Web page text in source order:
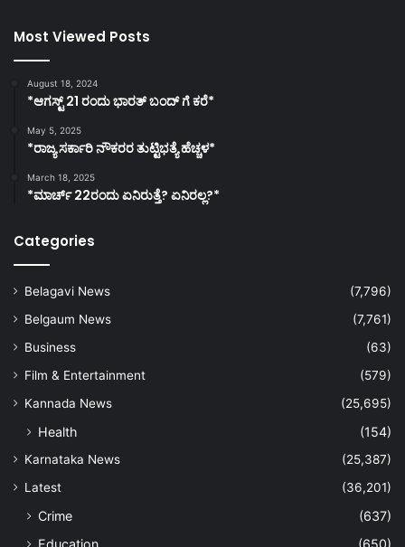
Most Viewed Posts
August 18, 2024
*ಆಗಸ್ಟ್ 21 ರಂದು ಭಾರತ್‌ ಬಂದ್‌ ಗೆ ಕರೆ*
May 5, 2025
*ರಾಜ್ಯ ಸರ್ಕಾರಿ ನೌಕರರ ತುಟ್ಟಿಭತ್ಯೆ ಹೆಚ್ಚಳ*
March 18, 2025
*ಮಾರ್ಚ್ 22ರಂದು ಏನಿರುತ್ತೆ? ಏನಿರಲ್ಲ?*
Categories
Belagavi News
(7,796)
Belgaum News
(7,761)
Business
(63)
Film & Entertainment
(579)
Kannada News
(25,695)
Health (154)
Karnataka News
(25,387)
Latest
(36,201)
Crime
(637)
Education
(650)